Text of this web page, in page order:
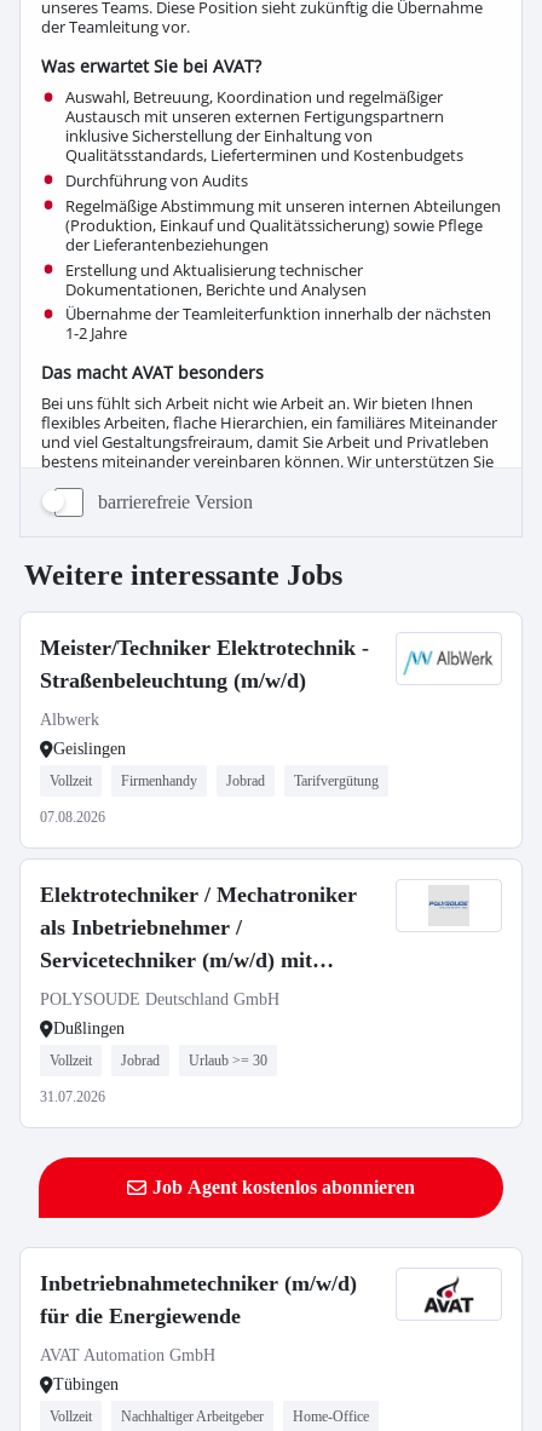
barrierefreie Version
Weitere interessante Jobs
Meister/Techniker Elektrotechnik -
Straßenbeleuchtung (m/w/d)
Albwerk
Geislingen
Vollzeit Firmenhandy Jobrad Tarifvergütung
07.08.2026
Elektrotechniker / Mechatroniker
als Inbetriebnehmer /
Servicetechniker (m/w/d) mit
elektrotechnischem Hintergrund im
Bereich Schweißtechnik
POLYSOUDE Deutschland GmbH
Dußlingen
Vollzeit Jobrad Urlaub >= 30
31.07.2026
Job Agent kostenlos abonnieren
Inbetriebnahmetechniker (m/w/d)
für die Energiewende
AVAT Automation GmbH
Tübingen
Vollzeit Nachhaltiger Arbeitgeber Home-Office